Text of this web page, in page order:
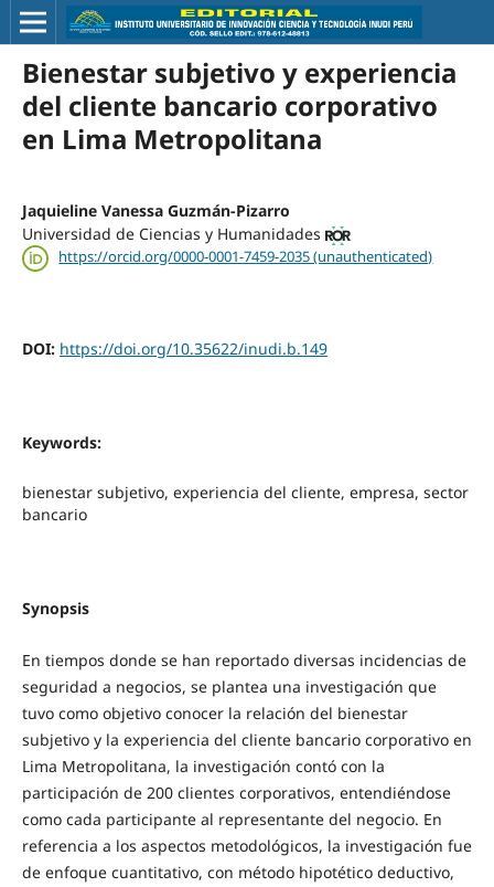
Bienestar subjetivo y experiencia
del cliente bancario corporativo
en Lima Metropolitana
Jaquieline Vanessa Guzmán-Pizarro
Universidad de Ciencias y Humanidades
https://orcid.org/0000-0001-7459-2035 (unauthenticated)
DOI: https://doi.org/10.35622/inudi.b.149
Keywords:
bienestar subjetivo, experiencia del cliente, empresa, sector
bancario
Synopsis
En tiempos donde se han reportado diversas incidencias de
seguridad a negocios, se plantea una investigación que
tuvo como objetivo conocer la relación del bienestar
subjetivo y la experiencia del cliente bancario corporativo en
Lima Metropolitana, la investigación contó con la
participación de 200 clientes corporativos, entendiéndose
como cada participante al representante del negocio. En
referencia a los aspectos metodológicos, la investigación fue
de enfoque cuantitativo, con método hipotético deductivo,